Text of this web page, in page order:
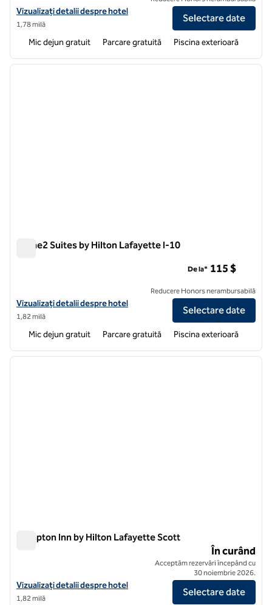
Vizualizați detaliile hotelului pentru Spark by Hilton Lafayette
Vizualizați detalii despre hotel
1,78 milă
Selectare date
Mic dejun gratuit Parcare gratuită Piscina exterioară
1 din 12
Home2 Suites by Hilton Lafayette I-10
Vizualizați detaliile hotelului pentru Home2 Suites by Hilton
Vizualizați detalii despre hotel
1,82 milă
De la* 115 $
Reducere Honors nerambursabilă
Selectare date
Mic dejun gratuit Parcare gratuită Piscina exterioară
1 din 7
Hampton Inn by Hilton Lafayette Scott
Vizualizați detaliile hotelului Hampton Inn by Hilton Lafayette Scott
Vizualizați detalii despre hotel
1,82 milă
În curând
Acceptăm rezervări începând cu
30 noiembrie 2026.
Selectare date